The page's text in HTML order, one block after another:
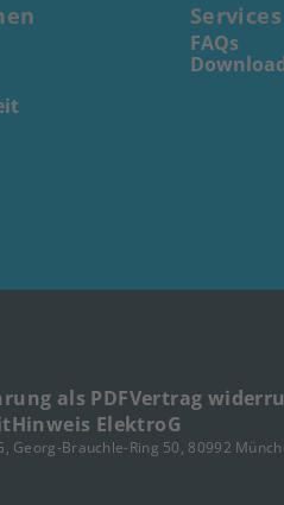
Services
FAQs
als PDFVertrag
Hinweis ElektroG
Georg-Brauchle-Ring 50, 80992